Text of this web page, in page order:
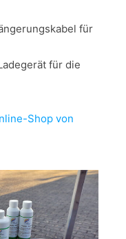
für
für die
Shop von